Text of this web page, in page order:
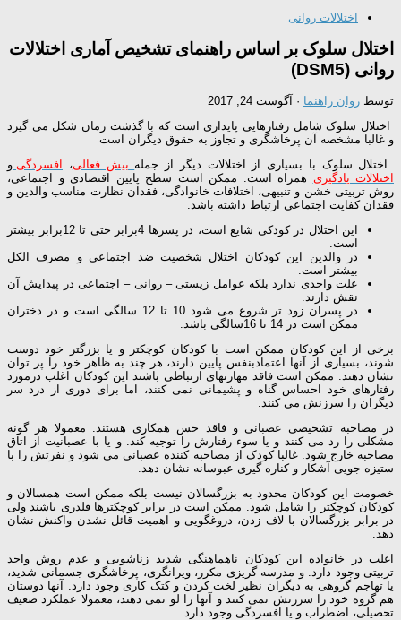
اختلالات روانی
اختلال سلوک بر اساس راهنمای تشخیص آماری اختلالات
روانی (DSM5)
توسط روان راهنما · آگوست 24, 2017
اختلال سلوک شامل رفتارهایی پایداری است که با گذشت زمان شکل می گیرد
و غالبا مشخصه آن پرخاشگری و تجاوز به حقوق دیگران است
اختلال سلوک با بسیاری از اختلالات دیگر از جمله بیش فعالی، افسردگی و
اختلالات یادگیری همراه است. ممکن است سطح پایین اقتصادی و اجتماعی،
روش تربیتی خشن و تنبیهی، اختلافات خانوادگی، فقدان نظارت مناسب والدین و
فقدان کفایت اجتماعی ارتباط داشته باشد.
این اختلال در کودکی شایع است، در پسرها 4برابر حتی تا 12برابر بیشتر
است.
در والدین این کودکان اختلال شخصیت ضد اجتماعی و مصرف الکل
بیشتر است.
علت واحدی ندارد بلکه عوامل زیستی – روانی – اجتماعی در پیدایش آن
نقش دارند.
در پسران زود تر شروع می شود 10 تا 12 سالگی است و در دختران
ممکن است در 14 تا 16سالگی باشد.
برخی از این کودکان ممکن است با کودکان کوچکتر و یا بزرگتر خود دوست
شوند، بسیاری از آنها اعتمادبنفس پایین دارند، هر چند به ظاهر خود را پر توان
نشان دهند. ممکن است فاقد مهارتهای ارتباطی باشند این کودکان اغلب درمورد
رفتارهای خود احساس گناه و پشیمانی نمی کنند، اما برای دوری از درد سر
دیگران را سرزنش می کنند.
در مصاحبه تشخیصی عصبانی و فاقد حس همکاری هستند. معمولا هر گونه
مشکلی را رد می کنند و یا سوء رفتارش را توجیه کند. و یا با عصبانیت از اتاق
مصاحبه خارج شود. غالبا کودک از مصاحبه کننده عصبانی می شود و نفرتش را با
ستیزه جویی آشکار و کناره گیری عبوسانه نشان دهد.
خصومت این کودکان محدود به بزرگسالان نیست بلکه ممکن است همسالان و
کودکان کوچکتر را شامل شود. ممکن است در برابر کوچکترها قلدری باشند ولی
در برابر بزرگسالان با لاف زدن، دروغگویی و اهمیت قائل نشدن واکنش نشان
دهد.
اغلب در خانواده این کودکان ناهماهنگی شدید زناشویی و عدم روش واحد
تربیتی وجود دارد. و مدرسه گریزی مکرر، ویرانگری، پرخاشگری جسمانی شدید،
یا تهاجم گروهی به دیگران نظیر لخت کردن و کتک کاری وجود دارد. آنها دوستان
هم گروه خود را سرزنش نمی کنند و آنها را لو نمی دهند، معمولا عملکرد ضعیف
تحصیلی، اضطراب و یا افسردگی وجود دارد.